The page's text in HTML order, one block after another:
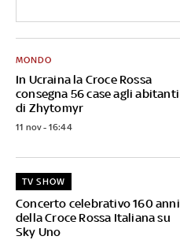
In Ucraina la Croce Rossa
consegna 56 case agli abitanti
di Zhytomyr
MONDO
11 nov - 16:44
Concerto celebrativo 160 anni
della Croce Rossa Italiana su
Sky Uno
TV SHOW